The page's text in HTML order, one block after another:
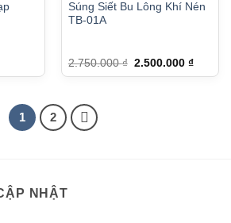
Súng Siết Bu Lông Khí Nén
TB-01A
2.750.000₫ Giá
2.500.000 ₫Giá
1 2
NHẬT